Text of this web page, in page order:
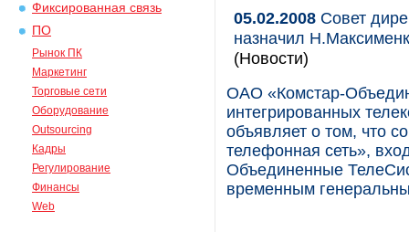
Фиксированная связь
ПО
Рынок ПК
Маркетинг
Торговые сети
Оборудование
Outsourcing
Кадры
Регулирование
Финансы
Web
05.02.2008 Совет
назначил
(Новости)
ОАО «Комстар-
интегрированных
объявляет о том, что
телефонная сеть»,
Объединенные
временным